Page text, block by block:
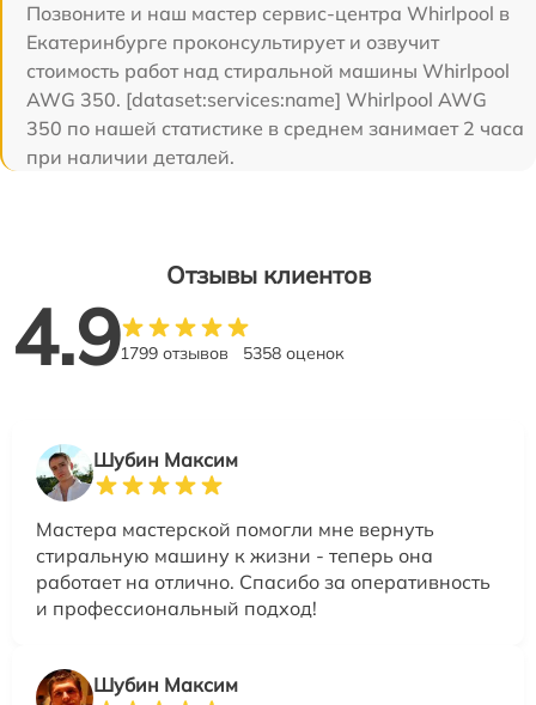
Позвоните и наш мастер сервис-центра Whirlpool в
Екатеринбурге проконсультирует и озвучит
стоимость работ над стиральной машины Whirlpool
AWG 350. [dataset:services:name] Whirlpool AWG
350 по нашей статистике в среднем занимает 2 часа
при наличии деталей.
Отзывы клиентов
4.91799 отзывов 5358 оценок
Шубин Максим
Мастера мастерской помогли мне вернуть
стиральную машину к жизни - теперь она
работает на отлично. Спасибо за оперативность
и профессиональный подход!
Шубин Максим